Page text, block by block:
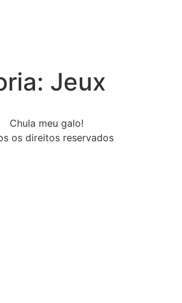
Jeux
Chula meu galo!
os direitos reservados